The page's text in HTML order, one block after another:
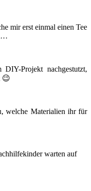
mir erst einmal einen Tee
Projekt nachgestutzt,
😉
welche Materialien ihr für
warten auf